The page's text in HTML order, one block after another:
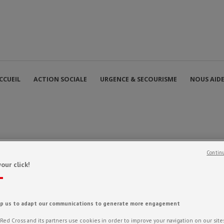
ACTION SOCIALE URGENCE & SECOURISME NOUS
: Nos partenaires offrent
click!
us to adapt our communications to generate more engagement
Cross and its partners use cookies in order to improve your navigation on our